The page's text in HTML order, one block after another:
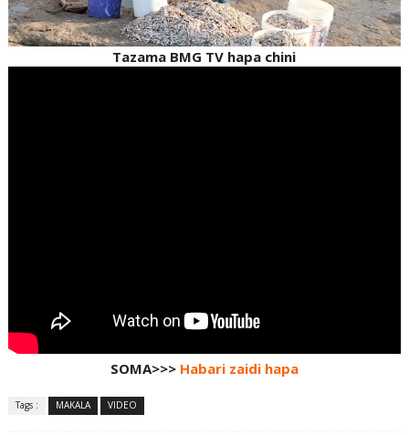
Tazama BMG TV hapa chini
SOMA>>> Habari zaidi hapa
Tags : MAKALA VIDEO